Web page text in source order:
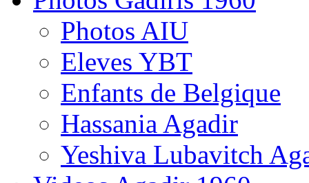
Photos AIU
Eleves YBT
Enfants de Belgique
Hassania Agadir
Yeshiva Lubavitch